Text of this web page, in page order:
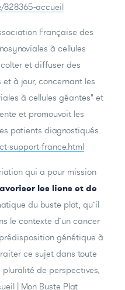
828365-accueil
Française des
à cellules
et diffuser des
à jour, concernant les
à cellules géantes" et
et promouvoit les
patients diagnostiqués
support-france.html
qui a pour mission
les liens et de
du buste plat, qu’il
le contexte d’un cancer
génétique à
ce sujet dans toute
de perspectives,
| Mon Buste Plat